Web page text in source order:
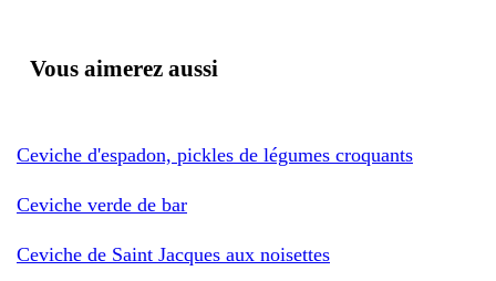
Vous aimerez aussi
Ceviche d'espadon, pickles de légumes croquants
Ceviche verde de bar
Ceviche de Saint Jacques aux noisettes